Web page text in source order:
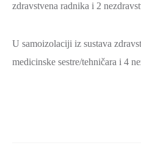
zdravstvena radnika i 2
U samoizolaciji iz sustava
medicinske sestre/tehničara i 4